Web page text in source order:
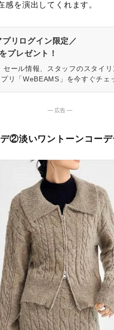
感を演出してくれます。
リログイン限定／
プレゼント！
セール情報、スタッフのスタイ
リ「WeBEAMS」を今すぐチェ
― 広告 ―
②淡いワントーンコー